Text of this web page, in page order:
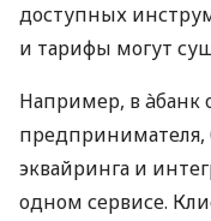
доступных
и тарифы могут
Например, в àбанк
предпринимателя,
эквайринга и
одном сервисе.